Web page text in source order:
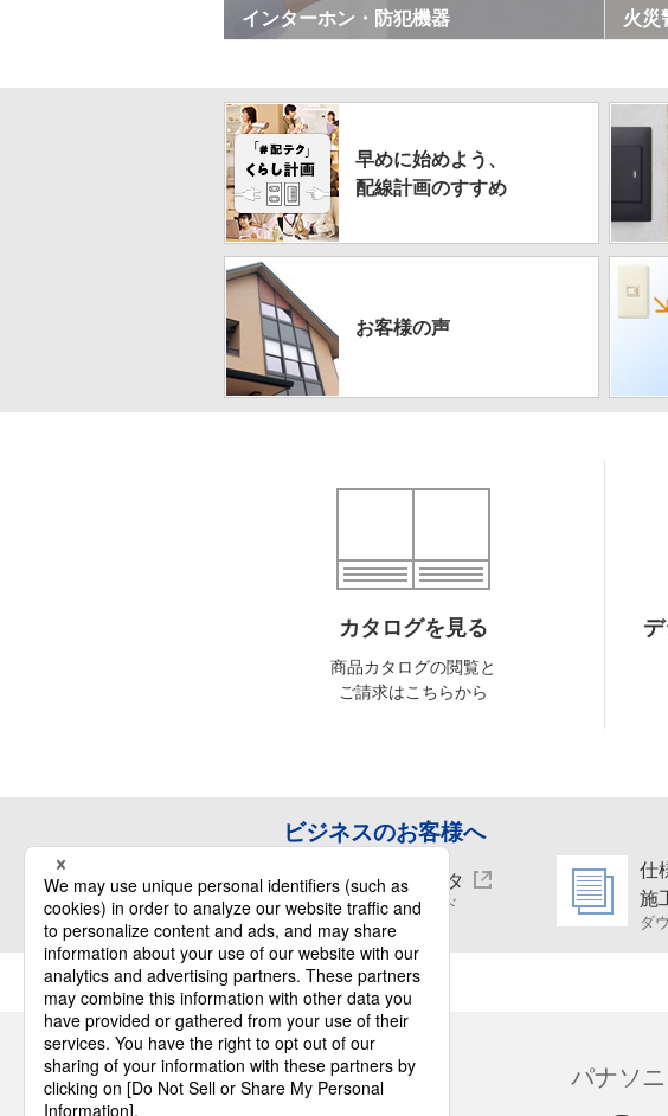
インターホン・防犯機器 火災
早めに始めよう、
配線計画のすすめ
お客様の声
カタログを見る
商品カタログの閲覧と
ご請求はこちらから
ビジネスのお客様へ
CADデータ
ダウンロード
仕
施
ダ
パナソ